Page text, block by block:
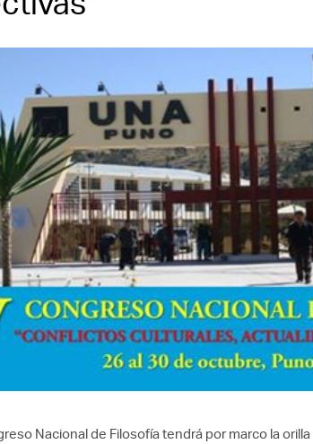
Nacional de Filosofía tendrá por marco la